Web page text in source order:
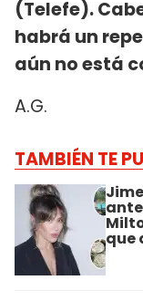
(Telefe).
habrá un
aún no está
A.G.
TAMBIÉN TE
que